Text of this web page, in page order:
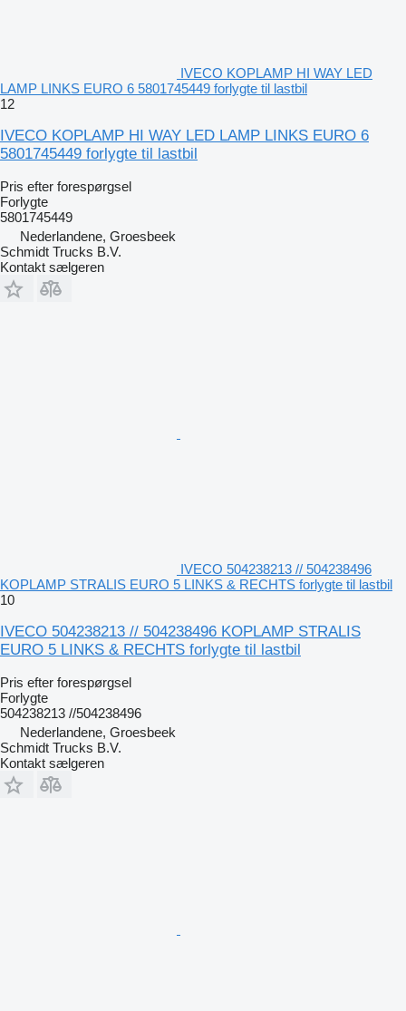
IVECO KOPLAMP HI WAY LED
LAMP LINKS EURO 6 5801745449 forlygte til lastbil
12
IVECO KOPLAMP HI WAY LED LAMP LINKS EURO 6
5801745449 forlygte til lastbil
Pris efter forespørgsel
Forlygte
5801745449
Nederlandene, Groesbeek
Schmidt Trucks B.V.
Kontakt sælgeren
IVECO 504238213 // 504238496
KOPLAMP STRALIS EURO 5 LINKS & RECHTS forlygte til lastbil
10
IVECO 504238213 // 504238496 KOPLAMP STRALIS
EURO 5 LINKS & RECHTS forlygte til lastbil
Pris efter forespørgsel
Forlygte
504238213 //504238496
Nederlandene, Groesbeek
Schmidt Trucks B.V.
Kontakt sælgeren